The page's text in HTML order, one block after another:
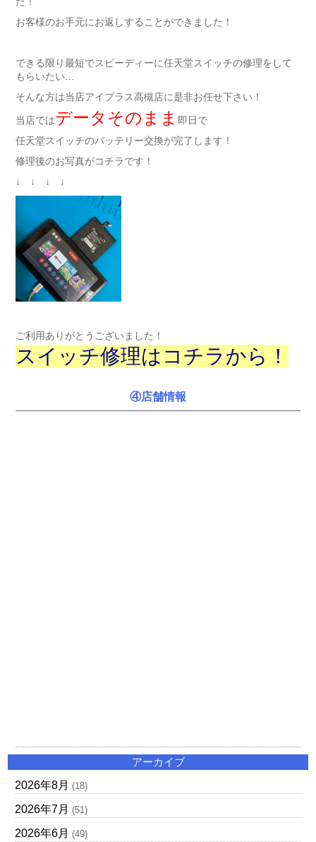
お客様のお手元にお返しすることができました！
できる限り最短でスピーディーに任天堂スイッチの修理をして
もらいたい…
そんな方は当店アイプラス高槻店に是非お任せ下さい！
当店ではデータそのまま 即日で
任天堂スイッチのバッテリー交換が完了します！
修理後のお写真がコチラです！
↓ ↓ ↓ ↓
ご利用ありがとうございました！
スイッチ修理はコチラから！
④店舗情報
アーカイブ
2026年8月 (18)
2026年7月 (51)
2026年6月 (49)